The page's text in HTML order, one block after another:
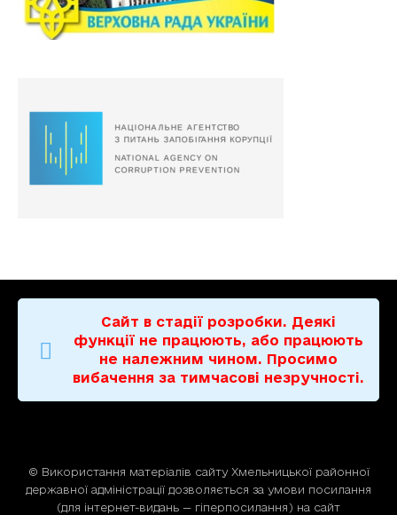
Сайт в стадії розробки. Деякі
функції не працюють, або працюють
не належним чином. Просимо
вибачення за тимчасові незручності.
© Використання матерiалiв сайту Хмельницької районної
державної адміністрації дозволяється за умови посилання
(для iнтернет-видань — гiперпосилання) на сайт